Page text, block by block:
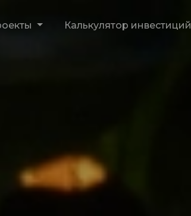
Калькулятор инвестиций